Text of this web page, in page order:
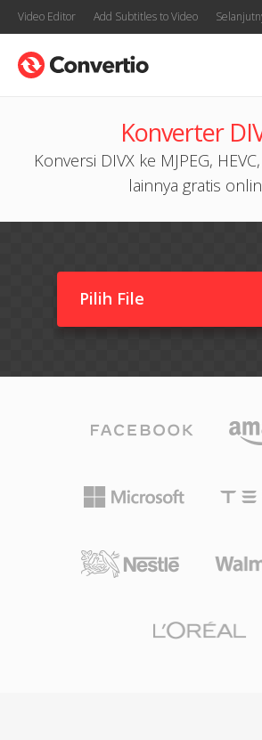
Video Editor Add Subtitles to Video
Konverter
Konversi DIVX ke MJPEG,
lainnya gratis
Pilih File